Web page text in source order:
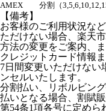
AMEX
分割（
【備考】
お客様のご利用状況な
ただけない場合、楽天
方法の変更をご案内、
クレジットカード情報
7日間変更いただけない
ンセルいたします。
分割払い、リボルビン
払いとなる場合、割賦
第54条1項各号に定めら